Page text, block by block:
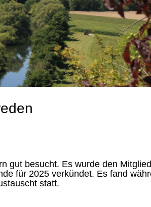
gut besucht. Es wurde den
für 2025 verkündet. Es fand
statt.